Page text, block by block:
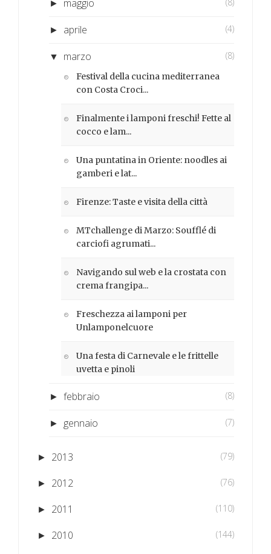
► maggio
► aprile (4)
▼ marzo (8)
Festival della cucina mediterranea
con Costa Croci...
Finalmente i lamponi freschi! Fette al
cocco e lam...
Una puntatina in Oriente: noodles ai
gamberi e lat...
Firenze: Taste e visita della città
MTchallenge di Marzo: Soufflé di
carciofi agrumati...
Navigando sul web e la crostata con
crema frangipa...
Freschezza ai lamponi per
Unlamponelcuore
Una festa di Carnevale e le frittelle
uvetta e pinoli
► febbraio (8)
► gennaio (7)
► 2013 (79)
► 2012 (76)
► 2011 (110)
► 2010 (144)